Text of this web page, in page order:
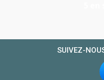
SUIVEZ-